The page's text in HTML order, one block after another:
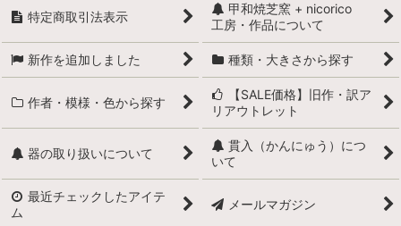
特定商取引法表示
甲和焼芝窯 + nicorico
工房・作品について
新作を追加しました 種類・大きさから探す
作者・模様・色から探す
【SALE価格】旧作・訳ア
リアウトレット
器の取り扱いについて
貫入（かんにゅう）につ
いて
最近チェックしたアイテ
ム
メールマガジン